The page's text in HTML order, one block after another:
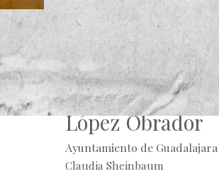
Alberto Uribe
Andrés Manuel
López Obrador
Ayuntamiento de Guadalajara
Claudia Sheinbaum